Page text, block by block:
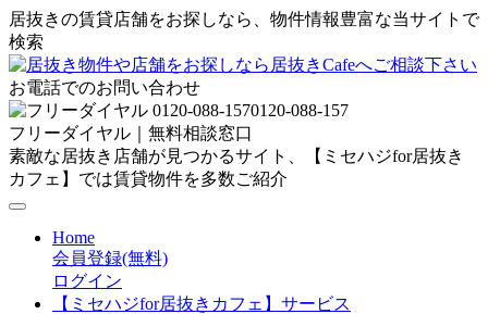
居抜きの賃貸店舗をお探しなら、物件情報豊富な当サイトで
検索
お電話でのお問い合わせ
0120-088-157
フリーダイヤル｜無料相談窓口
素敵な居抜き店舗が見つかるサイト、【ミセハジfor居抜き
カフェ】では賃貸物件を多数ご紹介
Home
会員登録(無料)
ログイン
【ミセハジfor居抜きカフェ】サービス